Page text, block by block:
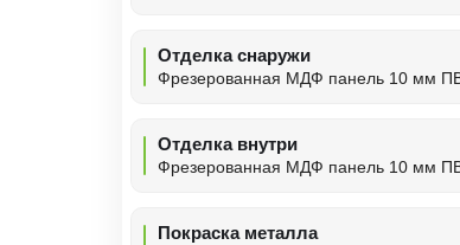
Отделка снаружи
Фрезерованная МДФ панель 10 мм
Отделка внутри
Фрезерованная МДФ панель 10 мм
Покраска металла